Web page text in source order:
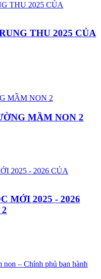
THU 2025 CỦA
MẦM NON 2
MỚI 2025 - 2026